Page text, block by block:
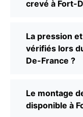
crevé à Fort-
La pression
vérifiés lors
De-France ?
Le montage
disponible à